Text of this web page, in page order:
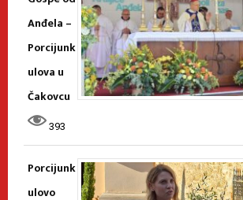
Anđela –
Porcijunk
ulova u
Čakovcu
393
Porcijunk
ulovo